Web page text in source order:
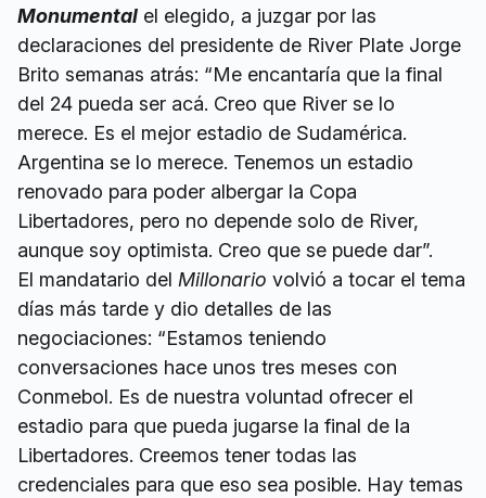
Monumental el elegido, a juzgar por las
declaraciones del presidente de River Plate Jorge
Brito semanas atrás: “Me encantaría que la final
del 24 pueda ser acá. Creo que River se lo
merece. Es el mejor estadio de Sudamérica.
Argentina se lo merece. Tenemos un estadio
renovado para poder albergar la Copa
Libertadores, pero no depende solo de River,
aunque soy optimista. Creo que se puede dar”.
El mandatario del Millonario volvió a tocar el tema
días más tarde y dio detalles de las
negociaciones: “Estamos teniendo
conversaciones hace unos tres meses con
Conmebol. Es de nuestra voluntad ofrecer el
estadio para que pueda jugarse la final de la
Libertadores. Creemos tener todas las
credenciales para que eso sea posible. Hay temas